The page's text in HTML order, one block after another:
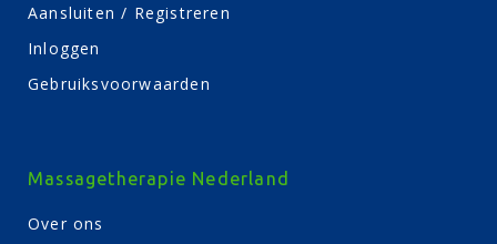
Aansluiten / Registreren
Inloggen
Gebruiksvoorwaarden
Massagetherapie Nederland
Over ons